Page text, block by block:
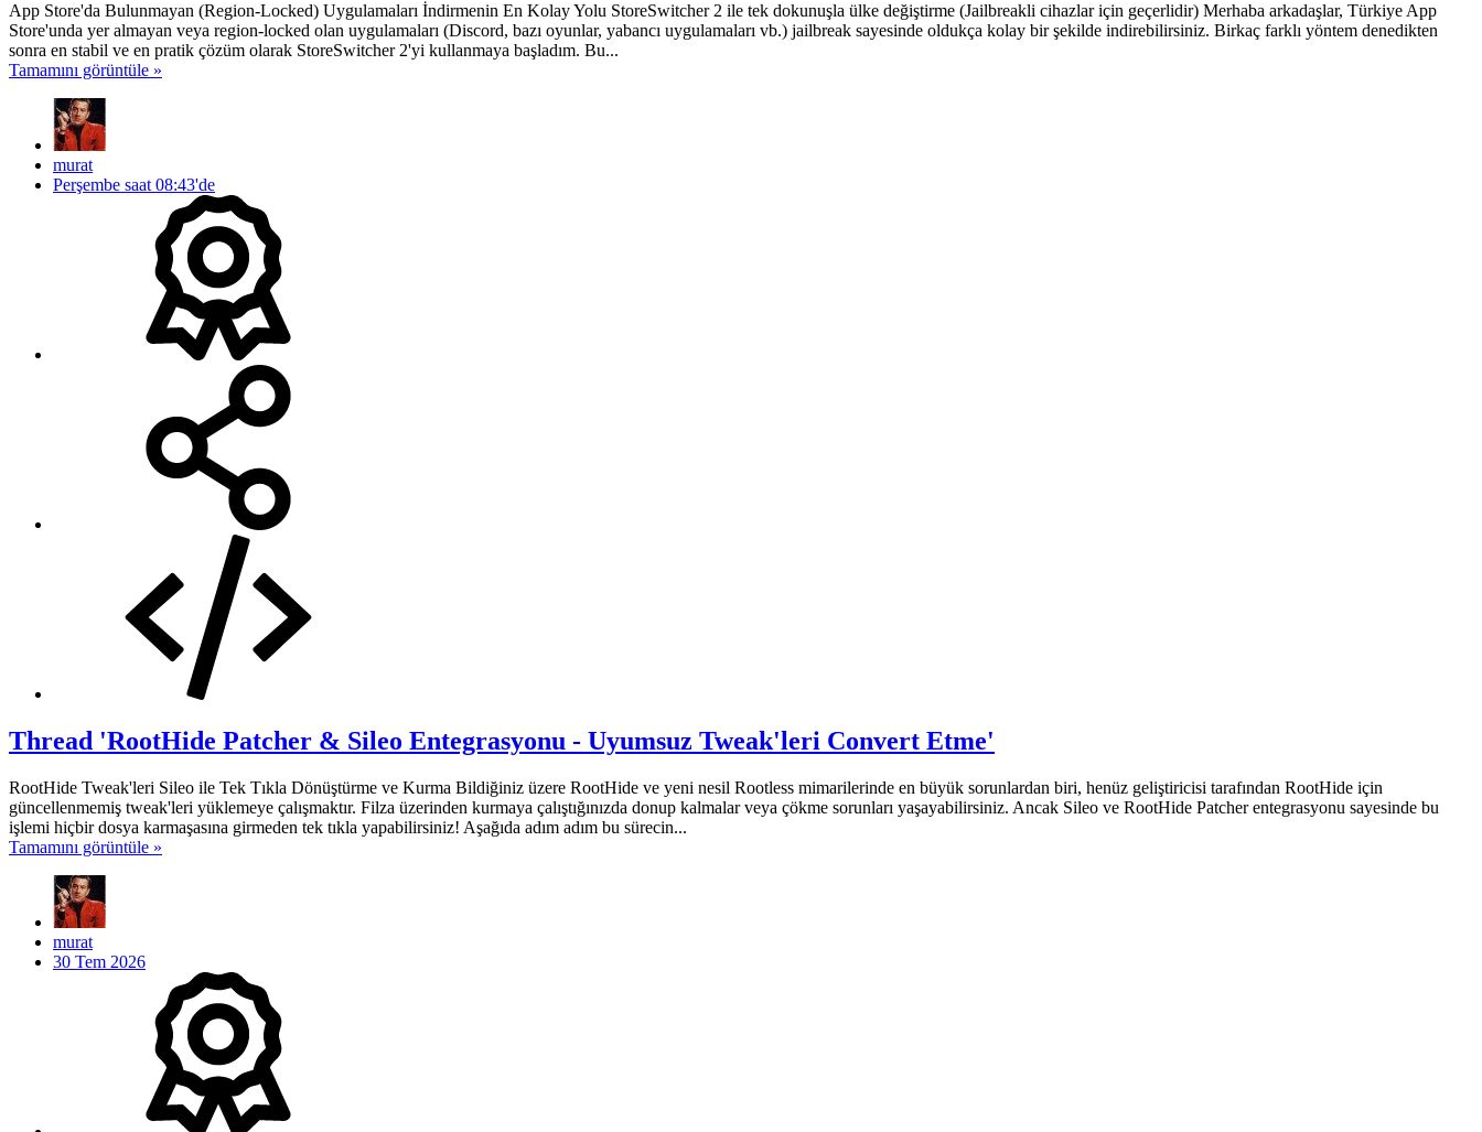
App Store'da Bulunmayan (Region-Locked) Uygulamaları İndirmenin En Kolay Yolu StoreSwitcher 2 ile tek dokunuşla ülke değiştirme (Jailbreakli cihazlar için geçerlidir) Merhaba arkadaşlar, Türkiye App
Store'unda yer almayan veya region-locked olan uygulamaları (Discord, bazı oyunlar, yabancı uygulamaları vb.) jailbreak sayesinde oldukça kolay bir şekilde indirebilirsiniz. Birkaç farklı yöntem denedikten
sonra en stabil ve en pratik çözüm olarak StoreSwitcher 2'yi kullanmaya başladım. Bu...
Tamamını görüntüle »
murat
Perşembe saat 08:43'de
Thread 'RootHide Patcher & Sileo Entegrasyonu - Uyumsuz Tweak'leri Convert Etme'
RootHide Tweak'leri Sileo ile Tek Tıkla Dönüştürme ve Kurma Bildiğiniz üzere RootHide ve yeni nesil Rootless mimarilerinde en büyük sorunlardan biri, henüz geliştiricisi tarafından RootHide için
güncellenmemiş tweak'leri yüklemeye çalışmaktır. Filza üzerinden kurmaya çalıştığınızda donup kalmalar veya çökme sorunları yaşayabilirsiniz. Ancak Sileo ve RootHide Patcher entegrasyonu sayesinde bu
işlemi hiçbir dosya karmaşasına girmeden tek tıkla yapabilirsiniz! Aşağıda adım adım bu sürecin...
Tamamını görüntüle »
murat
30 Tem 2026